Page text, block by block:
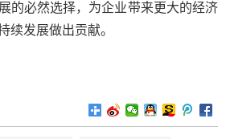
的必然选择，为企业带来更大的经济
续发展做出贡献。